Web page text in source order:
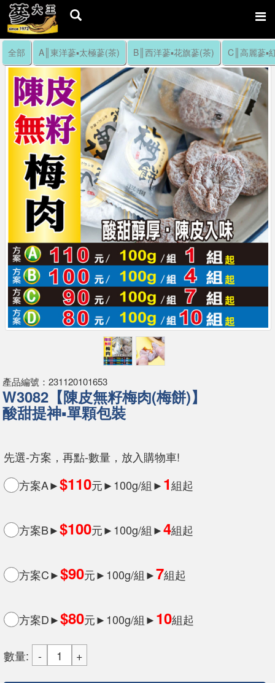
全部 A║東洋蔘▪太極蔘(茶) B║西洋蔘▪花旗蔘(茶) C║高麗蔘▪
產品編號：231120101653
W3082【陳皮無籽梅肉(梅餅)】
酸甜提神▪單顆包裝
先選-方案，再點-數量，放入購物車!
方案A►$110元►100g/組►1組起
方案B►$100元►100g/組►4組起
方案C►$90元►100g/組►7組起
方案D►$80元►100g/組►10組起
數量: